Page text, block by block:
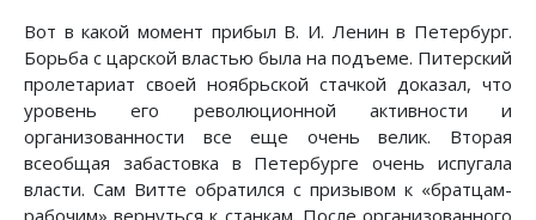
Вот в какой момент прибыл В. И. Ленин в Петербург.
Борьба с царской властью была на подъеме. Питерский
пролетариат своей ноябрьской стачкой доказал, что
уровень его революционной активности и
организованности все еще очень велик. Вторая
всеобщая забастовка в Петербурге очень испугала
власти. Сам Витте обратился с призывом к «братцам-